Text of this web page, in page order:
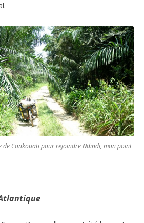
de Conkouati pour rejoindre Ndindi, mon point